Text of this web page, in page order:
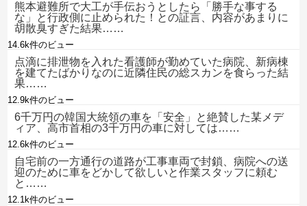
熊本避難所で大工が手伝おうとしたら「勝手な事する
な」と行政側に止められた！との証言、内容があまりに
胡散臭すぎた結果……
14.6k件のビュー
点滴に排泄物を入れた看護師が勤めていた病院、新病棟
を建てたばかりなのに近隣住民の総スカンを食らった結
果……
12.9k件のビュー
6千万円の韓国大統領の車を「安全」と絶賛した某メデ
ィア、高市首相の3千万円の車に対しては……
12.6k件のビュー
自宅前の一方通行の道路が工事車両で封鎖、病院への送
迎のために車をどかして欲しいと作業スタッフに頼む
と……
12.1k件のビュー